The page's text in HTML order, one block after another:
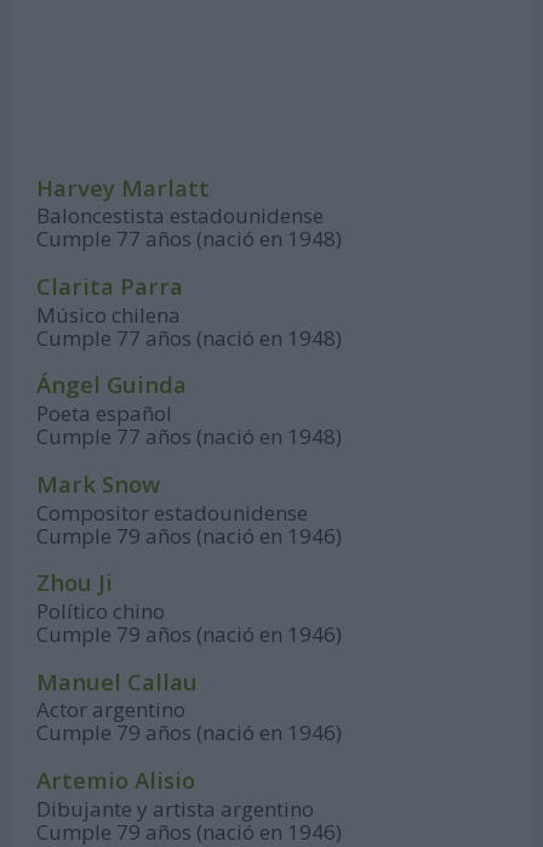
Harvey Marlatt
Baloncestista estadounidense
Cumple 77 años (nació en 1948)
Clarita Parra
Músico chilena
Cumple 77 años (nació en 1948)
Ángel Guinda
Poeta español
Cumple 77 años (nació en 1948)
Mark Snow
Compositor estadounidense
Cumple 79 años (nació en 1946)
Zhou Ji
Político chino
Cumple 79 años (nació en 1946)
Manuel Callau
Actor argentino
Cumple 79 años (nació en 1946)
Artemio Alisio
Dibujante y artista argentino
Cumple 79 años (nació en 1946)